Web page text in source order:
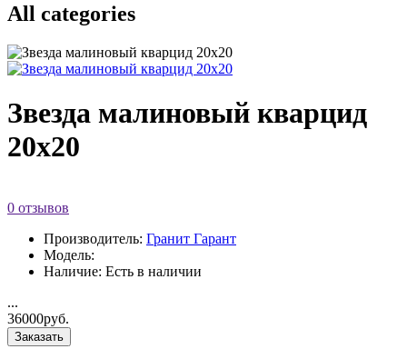
All categories
Звезда малиновый кварцид
20х20
0 отзывов
Производитель: Гранит Гарант
Модель:
Наличие: Есть в наличии
...
36000руб.
Заказать